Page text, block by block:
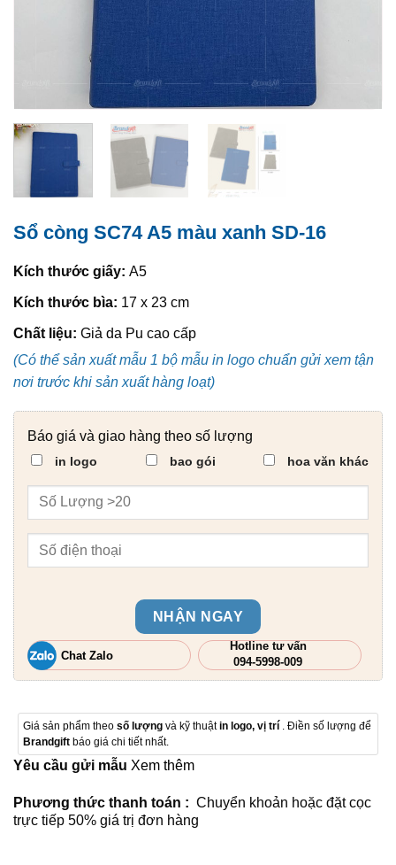
Sổ còng SC74 A5 màu xanh SD-16
Kích thước giấy: A5
Kích thước bìa: 17 x 23 cm
Chất liệu: Giả da Pu cao cấp
(Có thể sản xuất mẫu 1 bộ mẫu in logo chuẩn gửi xem tận
nơi trước khi sản xuất hàng loạt)
Báo giá và giao hàng theo số lượng
in logo bao gói hoa văn khác
NHẬN NGAY
Chat Zalo
Hotline tư vấn
094-5998-009
Giá sản phẩm theo số lượng và kỹ thuậtin logo, vị trí . Điền số lượng để
Brandgift báo giá chi tiết nhất.
Yêu cầu gửi mẫu Xem thêm
Phương thức thanh toán : Chuyển khoản hoặc đặt cọc
trực tiếp 50% giá trị đơn hàng